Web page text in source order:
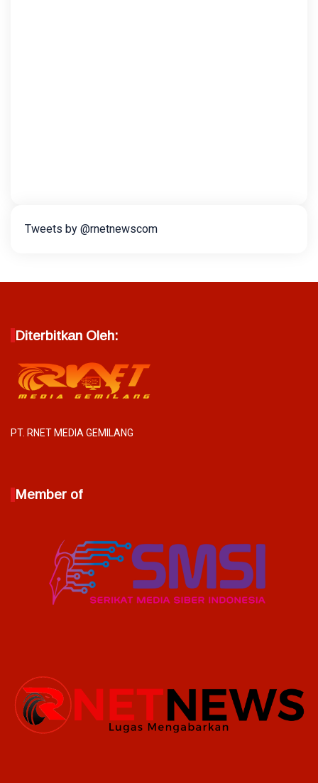
Tweets by @rnetnewscom
Diterbitkan Oleh:
PT. RNET MEDIA GEMILANG
Member of